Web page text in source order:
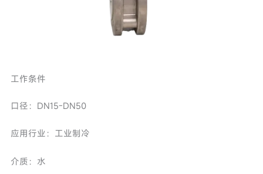
工作条件
口径：DN15-DN50
应用行业：工业制冷
介质：水